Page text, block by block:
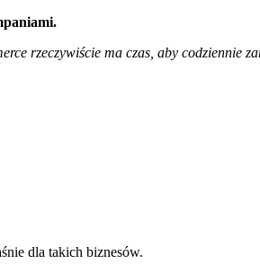
rzeczywiście ma czas, aby codziennie
dla takich biznesów.